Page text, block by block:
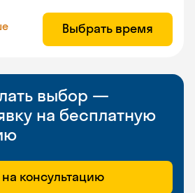
Выбрать время
выбор —
на бесплатную
на консультацию